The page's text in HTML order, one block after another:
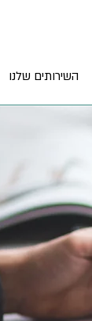
השירותים שלנו